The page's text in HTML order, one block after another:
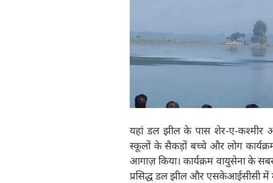
यहां डल झील के पास शेर-ए-कश्मीर
स्कूलों के सैकड़ों बच्चे और लोग
आगाज़ किया। कार्यक्रम वायुसेना के
प्रसिद्ध डल झील और एसकेआईसीसी में